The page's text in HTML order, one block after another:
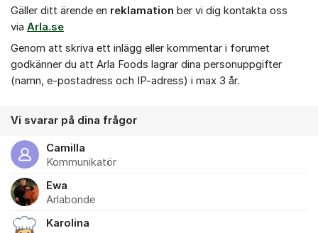
Gäller ditt ärende en reklamation ber vi dig kontakta oss
via Arla.se
Genom att skriva ett inlägg eller kommentar i forumet
godkänner du att Arla Foods lagrar dina personuppgifter
(namn, e-postadress och IP-adress) i max 3 år.
Vi svarar på dina frågor
Camilla
Kommunikatör
Ewa
Arlabonde
Karolina